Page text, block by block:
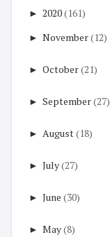
► 2020(161)
► November(12)
► October(21)
► September(27)
► August(18)
► July(27)
► June (30)
► May(8)